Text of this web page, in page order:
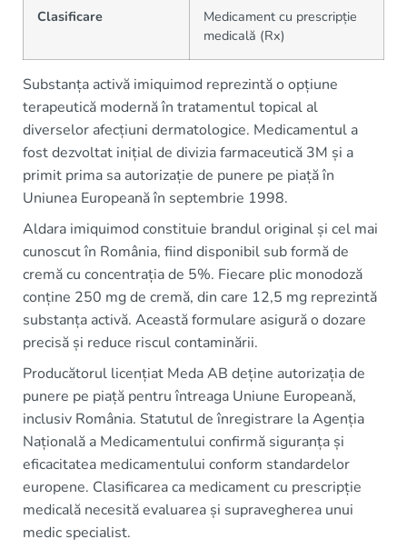
Clasificare
Medicament cu prescripție
medicală (Rx)
Substanța activă imiquimod reprezintă o opțiune
terapeutică modernă în tratamentul topical al
diverselor afecțiuni dermatologice. Medicamentul a
fost dezvoltat inițial de divizia farmaceutică 3M și a
primit prima sa autorizație de punere pe piață în
Uniunea Europeană în septembrie 1998.
Aldara imiquimod constituie brandul original și cel mai
cunoscut în România, fiind disponibil sub formă de
cremă cu concentrația de 5%. Fiecare plic monodoză
conține 250 mg de cremă, din care 12,5 mg reprezintă
substanța activă. Această formulare asigură o dozare
precisă și reduce riscul contaminării.
Producătorul licențiat Meda AB deține autorizația de
punere pe piață pentru întreaga Uniune Europeană,
inclusiv România. Statutul de înregistrare la Agenția
Națională a Medicamentului confirmă siguranța și
eficacitatea medicamentului conform standardelor
europene. Clasificarea ca medicament cu prescripție
medicală necesită evaluarea și supravegherea unui
medic specialist.